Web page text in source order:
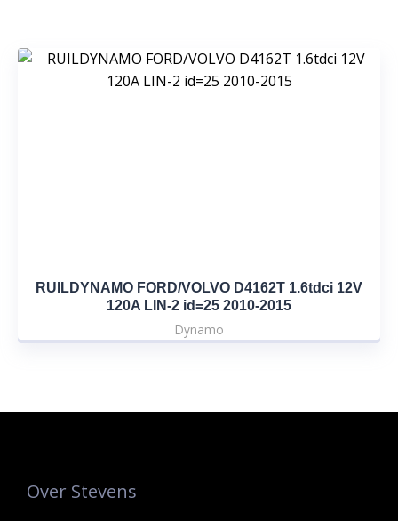
RUILDYNAMO FORD/VOLVO D4162T 1.6tdci 12V
120A LIN-2 id=25 2010-2015
Dynamo
Over Stevens